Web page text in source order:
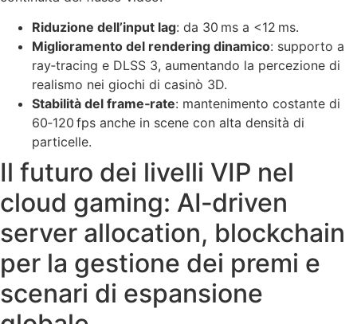
Riduzione dell’input lag: da 30 ms a <12 ms.
Miglioramento del rendering dinamico: supporto a
ray‑tracing e DLSS 3, aumentando la percezione di
realismo nei giochi di casinò 3D.
Stabilità del frame‑rate: mantenimento costante di
60‑120 fps anche in scene con alta densità di
particelle.
Il futuro dei livelli VIP nel
cloud gaming: AI‑driven
server allocation, blockchain
per la gestione dei premi e
scenari di espansione